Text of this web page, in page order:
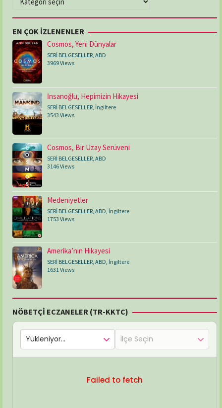
EN ÇOK İZLENENLER
Cosmos, Yeni Dünyalar
SERİ BELGESELLER, ABD
3969 Views
İnsanoğlu, Hepimizin Hikayesi
SERİ BELGESELLER, İngiltere
3543 Views
Cosmos, Bir Uzay Serüveni
SERİ BELGESELLER ABD
3146 Views
Medeniyetler
SERİ BELGESELLER ABD İngiltere
1753 Views
Amerika’nın Hikayesi
SERİ BELGESELLER ABD İngiltere
1631 Views
NÖBETÇİ ECZANELER (TR-KKTC)
Failed to fetch